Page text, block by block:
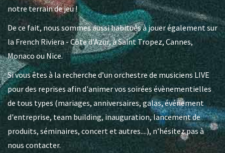
notre terrain de jeu !
De ce fait, nous sommes aussi habitués à jouer également sur
la French Riviera - Côte d’Azur, à Saint Tropez, Cannes,
Monaco ou Nice.
Si vous êtes à la recherche d’un orchestre de musiciens LIVE
pour des reprises afin d'animer vos soirées évènementielles
de tous types (mariages, anniversaires, galas, événement
d'entreprise, team building, inauguration, lancement de
produits, séminaires, concert et autres....), n’hésitez pas à
nous contacter.